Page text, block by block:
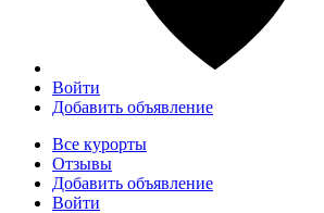
Войти
Добавить объявление
Все курорты
Отзывы
Добавить объявление
Войти